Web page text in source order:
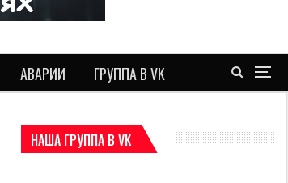
АВАРИИ ГРУППА В VK
НАША ГРУППА В VK